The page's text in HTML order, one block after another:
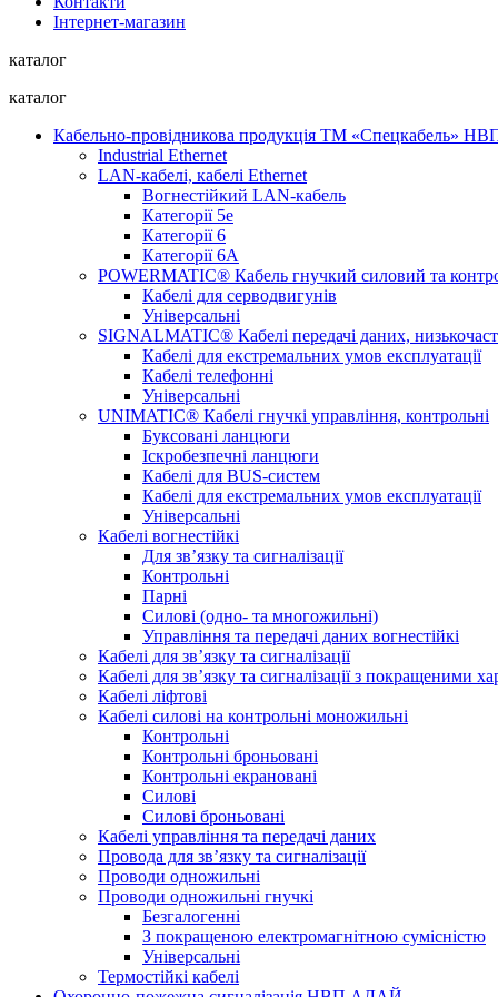
Інтернет-магазин
каталог
каталог
Кабельно-провідникова продукція ТМ «Спецкабель»
Industrial Ethernet
LAN-кабелі, кабелі Ethernet
Вогнестійкий LAN-кабель
Категорії 5е
Категорії 6
Категорії 6А
POWERMATIC® Кабель гнучкий силовий та
Кабелі для серводвигунів
Універсальні
SIGNALMATIC® Кабелі передачі даних,
Кабелі для екстремальних умов експлуатації
Кабелі телефонні
Універсальні
UNIMATIC® Кабелі гнучкі управління, контрольні
Буксовані ланцюги
Іскробезпечні ланцюги
Кабелі для BUS-систем
Кабелі для екстремальних умов експлуатації
Універсальні
Кабелі вогнестійкі
Для зв’язку та сигналізації
Контрольні
Парні
Силові (одно- та многожильні)
Управління та передачі даних вогнестійкі
Кабелі для зв’язку та сигналізації
Кабелі для зв’язку та сигналізації з покращеними
Кабелі ліфтові
Кабелі силові на контрольні моножильні
Контрольні
Контрольні броньовані
Контрольні екрановані
Силові
Силові броньовані
Кабелі управління та передачі даних
Провода для зв’язку та сигналізації
Проводи одножильні
Проводи одножильні гнучкі
Безгалогенні
З покращеною електромагнітною сумісністю
Універсальні
Термостійкі кабелі